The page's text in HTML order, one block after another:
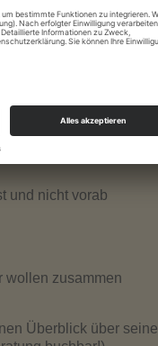
voraussichtlichem
mit einem Betrag
und nicht vorab
wollen zusammen
Überblick über seine